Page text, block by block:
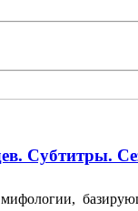
Субтитры.
мифологии,